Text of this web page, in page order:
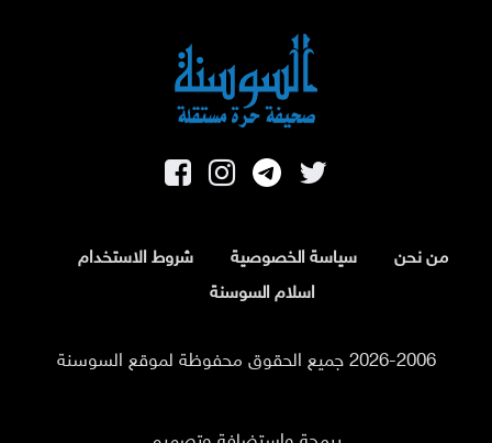
من نحن سياسة الخصوصية
شروط الاستخدام
اسلام السوسنة
2026-2006 جميع الحقوق محفوظة لموقع السوسنة
برمجة واستضافة وتصميم